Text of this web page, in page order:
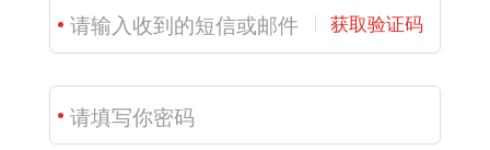
获取验证码